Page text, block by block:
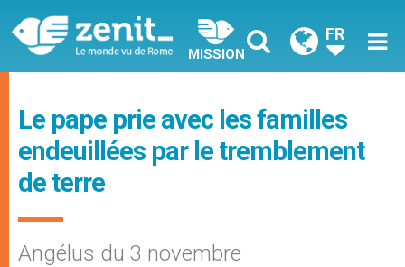
MISSION
FR
Le pape prie avec les familles
endeuillées par le tremblement
de terre
Angélus du 3 novembre